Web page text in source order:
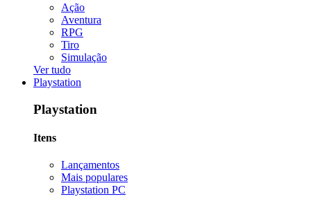
Ação
Aventura
RPG
Tiro
Simulação
Ver tudo
Playstation
Playstation
Itens
Lançamentos
Mais populares
Playstation PC